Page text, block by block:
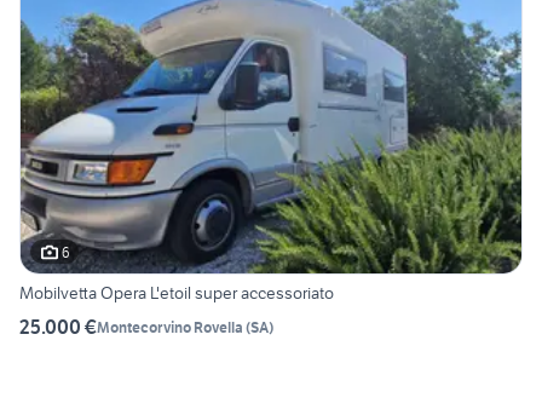
6
Mobilvetta Opera L'etoil super accessoriato
25.000 €Montecorvino Rovella (SA)